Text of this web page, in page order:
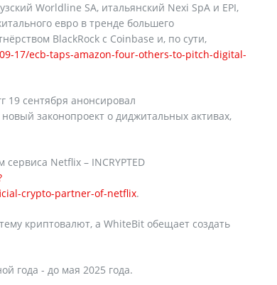
Worldline SA, итальянский Nexi SpA и EPI,
евро в тренде большего
BlackRock c Coinbase и, по сути,
17/ecb-taps-amazon-four-others-to-pitch-digital-
сентября анонсировал
законопроект о диджитальных активах,
Netflix – INCRYPTED
crypto-partner-of-netflix.
криптовалют, а WhiteBit обещает создать
года - до мая 2025 года.